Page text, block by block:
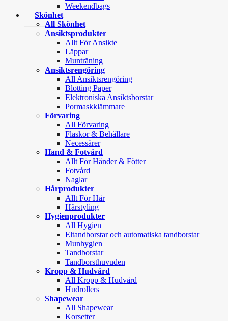
Weekendbags
Skönhet
All Skönhet
Ansiktsprodukter
Allt För Ansikte
Läppar
Munträning
Ansiktsrengöring
All Ansiktsrengöring
Blotting Paper
Elektroniska Ansiktsborstar
Pormaskklämmare
Förvaring
All Förvaring
Flaskor & Behållare
Necessärer
Hand & Fotvård
Allt För Händer & Fötter
Fotvård
Naglar
Hårprodukter
Allt För Hår
Hårstyling
Hygienprodukter
All Hygien
Eltandborstar och automatiska tandborstar
Munhygien
Tandborstar
Tandborsthuvuden
Kropp & Hudvård
All Kropp & Hudvård
Hudrollers
Shapewear
All Shapewear
Korsetter